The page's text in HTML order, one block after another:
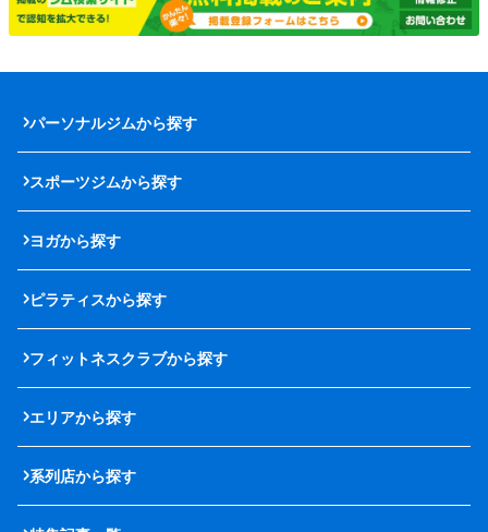
パーソナルジムから探す
スポーツジムから探す
ヨガから探す
ピラティスから探す
フィットネスクラブから探す
エリアから探す
系列店から探す